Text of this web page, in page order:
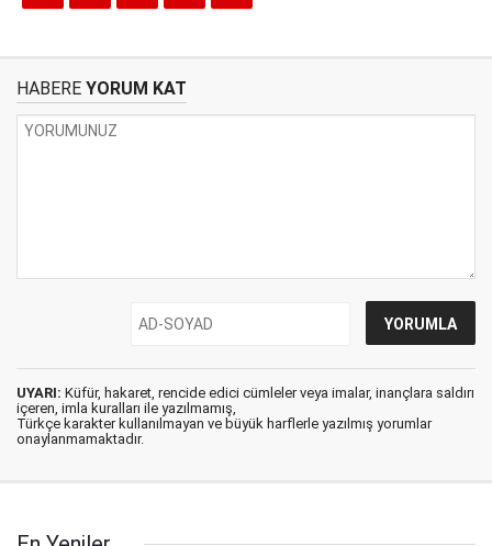
HABERE YORUM KAT
UYARI: Küfür, hakaret, rencide edici cümleler veya imalar, inançlara saldırı
içeren, imla kuralları ile yazılmamış,
Türkçe karakter kullanılmayan ve büyük harflerle yazılmış yorumlar
onaylanmamaktadır.